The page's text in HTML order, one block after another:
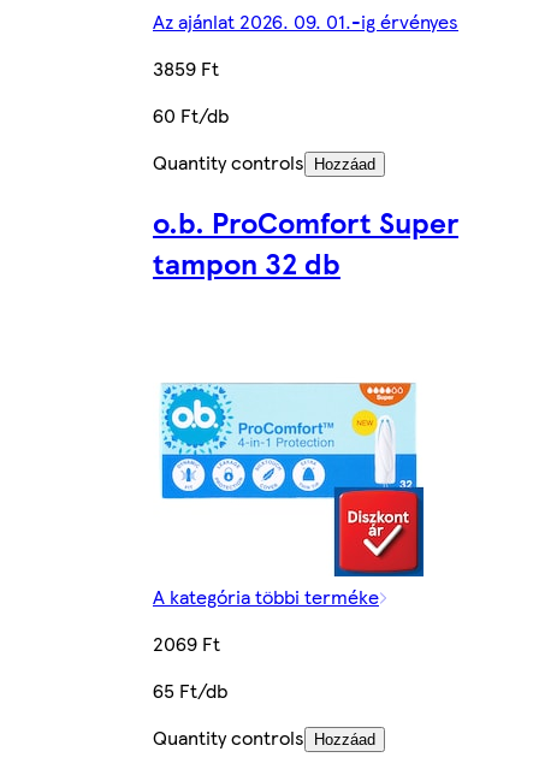
Az ajánlat 2026. 09. 01.-ig érvényes
3859 Ft
60 Ft/db
Quantity controls
Hozzáad
o.b. ProComfort Super
tampon 32 db
A kategória többi terméke
2069 Ft
65 Ft/db
Quantity controls
Hozzáad